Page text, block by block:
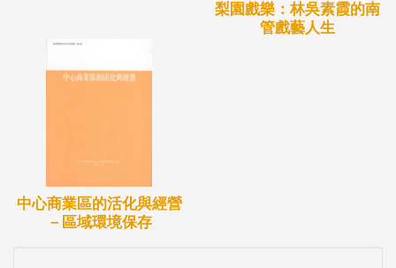
梨園戲樂：林吳素霞的南
管戲藝人生
中心商業區的活化與經營
－區域環境保存